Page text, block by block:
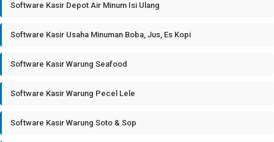
Software Kasir Depot Air Minum Isi Ulang
Software Kasir Usaha Minuman Boba, Jus, Es Kopi
Software Kasir Warung Seafood
Software Kasir Warung Pecel Lele
Software Kasir Warung Soto & Sop